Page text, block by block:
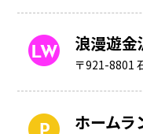
浪漫遊金
〒921-8801
ホームラ